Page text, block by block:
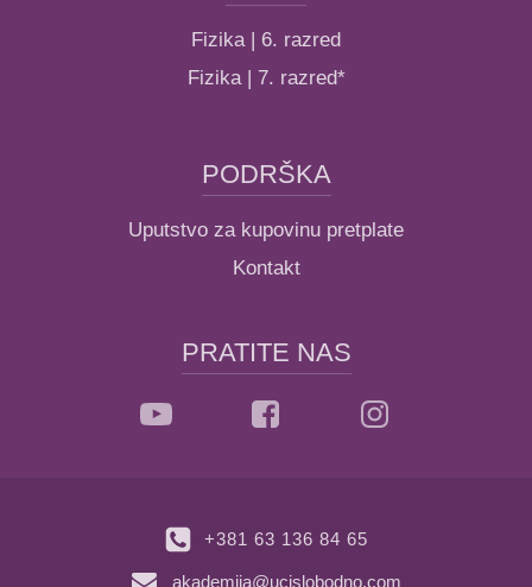
Fizika | 6. razred
Fizika | 7. razred*
PODRŠKA
Uputstvo za kupovinu pretplate
Kontakt
PRATITE NAS
+381 63 136 84 65
akademija@ucislobodno.com